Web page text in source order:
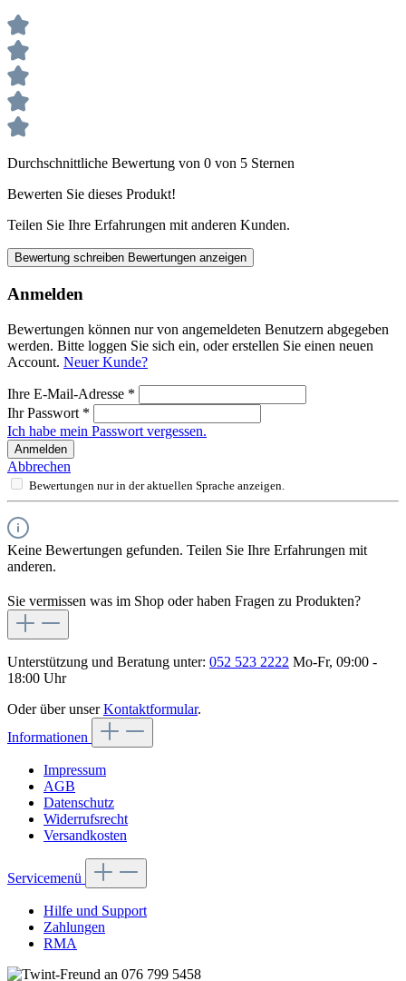
Durchschnittliche Bewertung von 0 von 5 Sternen
Bewerten Sie dieses Produkt!
Teilen Sie Ihre Erfahrungen mit anderen Kunden.
Bewertung schreiben Bewertungen anzeigen
Anmelden
Bewertungen können nur von angemeldeten Benutzern abgegeben
werden. Bitte loggen Sie sich ein, oder erstellen Sie einen neuen
Account. Neuer Kunde?
Ihre E-Mail-Adresse *
Ihr Passwort *
Ich habe mein Passwort vergessen.
Anmelden
Abbrechen
Bewertungen nur in der aktuellen Sprache anzeigen.
Keine Bewertungen gefunden. Teilen Sie Ihre Erfahrungen mit
anderen.
Sie vermissen was im Shop oder haben Fragen zu Produkten?
Unterstützung und Beratung unter: 052 523 2222 Mo-Fr, 09:00 -
18:00 Uhr
Oder über unserKontaktformular.
Informationen
Impressum
AGB
Datenschutz
Widerrufsrecht
Versandkosten
Servicemenü
Hilfe und Support
Zahlungen
RMA